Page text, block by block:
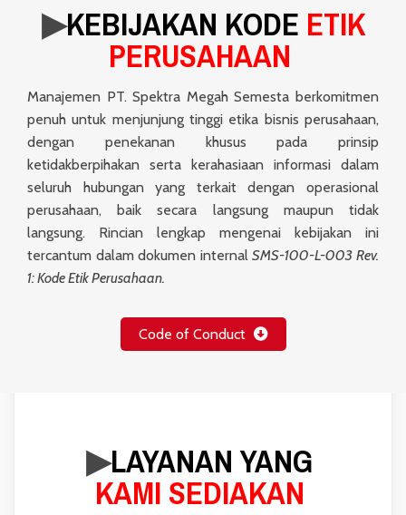
▶︎KEBIJAKAN KODE ETIK
PERUSAHAAN
Manajemen PT. Spektra Megah Semesta berkomitmen
penuh untuk menjunjung tinggi etika bisnis perusahaan,
dengan penekanan khusus pada prinsip
ketidakberpihakan serta kerahasiaan informasi dalam
seluruh hubungan yang terkait dengan operasional
perusahaan, baik secara langsung maupun tidak
langsung. Rincian lengkap mengenai kebijakan ini
tercantum dalam dokumen internalSMS-100-L-003 Rev.
1: Kode Etik Perusahaan.
Code of Conduct
▶︎LAYANAN YANG
KAMI SEDIAKAN